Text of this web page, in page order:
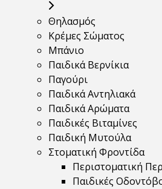
Θηλασμός
Κρέμες Σώματος
Μπάνιο
Παιδικά Βερνίκια
Παγούρι
Παιδικά Αντηλιακά
Παιδικά Αρώματα
Παιδικές Βιταμίνες
Παιδική Μυτούλα
Στοματική Φροντίδα
Περιστοματική
Παιδικές